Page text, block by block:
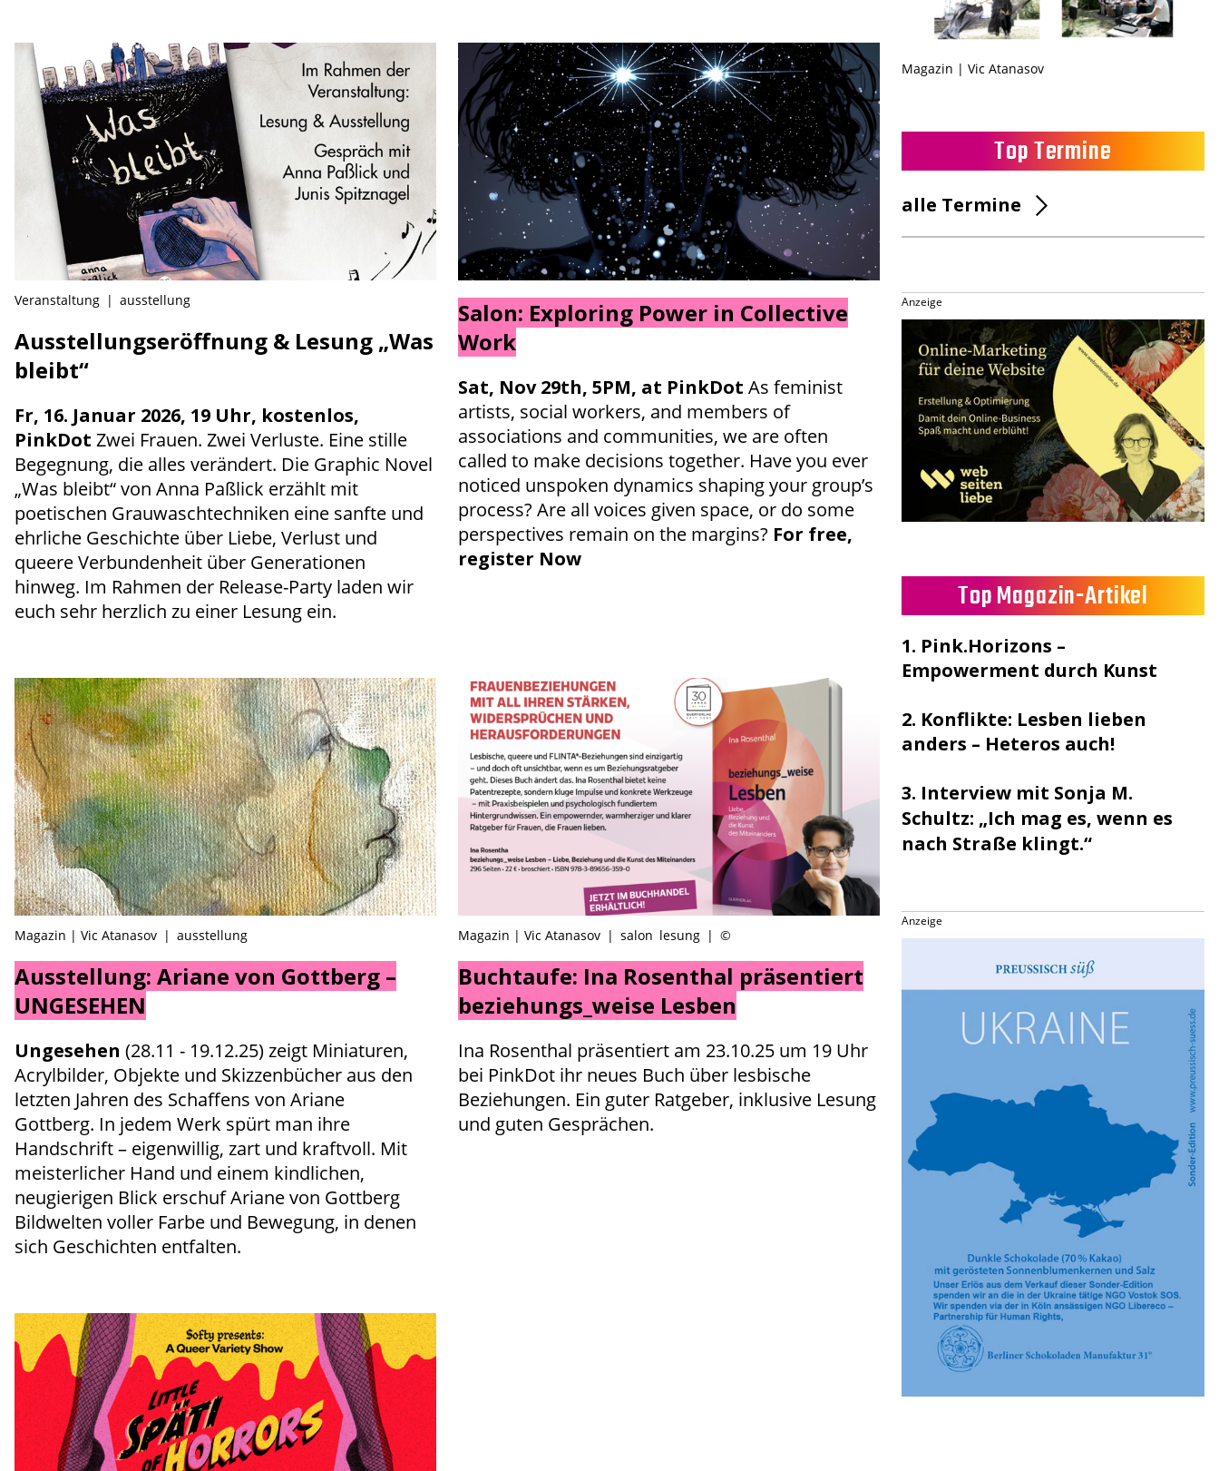
Veranstaltung | ausstellung
Ausstellungseröffnung & Lesung „Was
bleibt“
Fr, 16. Januar 2026, 19 Uhr, kostenlos,
PinkDot Zwei Frauen. Zwei Verluste. Eine stille
Begegnung, die alles verändert. Die Graphic Novel
„Was bleibt“ von Anna Paßlick erzählt mit
poetischen Grauwaschtechniken eine sanfte und
ehrliche Geschichte über Liebe, Verlust und
queere Verbundenheit über Generationen
hinweg. Im Rahmen der Release-Party laden wir
euch sehr herzlich zu einer Lesung ein.
Salon: Exploring Power in Collective
Work
Sat, Nov 29th, 5PM, at PinkDot As feminist
artists, social workers, and members of
associations and communities, we are often
called to make decisions together. Have you ever
noticed unspoken dynamics shaping your group’s
process? Are all voices given space, or do some
perspectives remain on the margins? For free,
register Now
Magazin | Vic Atanasov | ausstellung
Ausstellung: Ariane von Gottberg –
UNGESEHEN
Ungesehen (28.11 - 19.12.25) zeigt Miniaturen,
Acrylbilder, Objekte und Skizzenbücher aus den
letzten Jahren des Schaffens von Ariane
Gottberg. In jedem Werk spürt man ihre
Handschrift – eigenwillig, zart und kraftvoll. Mit
meisterlicher Hand und einem kindlichen,
neugierigen Blick erschuf Ariane von Gottberg
Bildwelten voller Farbe und Bewegung, in denen
sich Geschichten entfalten.
Magazin | Vic Atanasov | salon lesung | ©
Buchtaufe: Ina Rosenthal präsentiert
beziehungs_weise Lesben
Ina Rosenthal präsentiert am 23.10.25 um 19 Uhr
bei PinkDot ihr neues Buch über lesbische
Beziehungen. Ein guter Ratgeber, inklusive Lesung
und guten Gesprächen.
Magazin | Vic Atanasov
Top Termine
alle Termine
Anzeige
Top Magazin-Artikel
1. Pink.Horizons –
Empowerment durch Kunst
2. Konflikte: Lesben lieben
anders – Heteros auch!
3. Interview mit Sonja M.
Schultz: „Ich mag es, wenn es
nach Straße klingt.“
Anzeige